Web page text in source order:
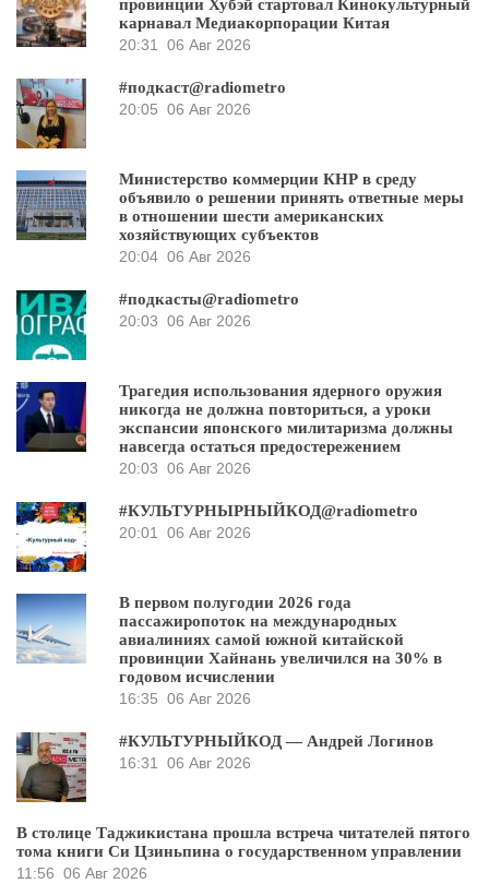
провинции Хубэй стартовал Кинокультурный
карнавал Медиакорпорации Китая
20:31 06 Авг 2026
#подкаст@radiometro
20:05 06 Авг 2026
Министерство коммерции КНР в среду
объявило о решении принять ответные меры
в отношении шести американских
хозяйствующих субъектов
20:04 06 Авг 2026
#подкасты@radiometro
20:03 06 Авг 2026
Трагедия использования ядерного оружия
никогда не должна повториться, а уроки
экспансии японского милитаризма должны
навсегда остаться предостережением
20:03 06 Авг 2026
#КУЛЬТУРНЫРНЫЙКОД@radiometro
20:01 06 Авг 2026
В первом полугодии 2026 года
пассажиропоток на международных
авиалиниях самой южной китайской
провинции Хайнань увеличился на 30% в
годовом исчислении
16:35 06 Авг 2026
#КУЛЬТУРНЫЙКОД — Андрей Логинов
16:31 06 Авг 2026
В столице Таджикистана прошла встреча читателей пятого
тома книги Си Цзиньпина о государственном управлении
11:56 06 Авг 2026